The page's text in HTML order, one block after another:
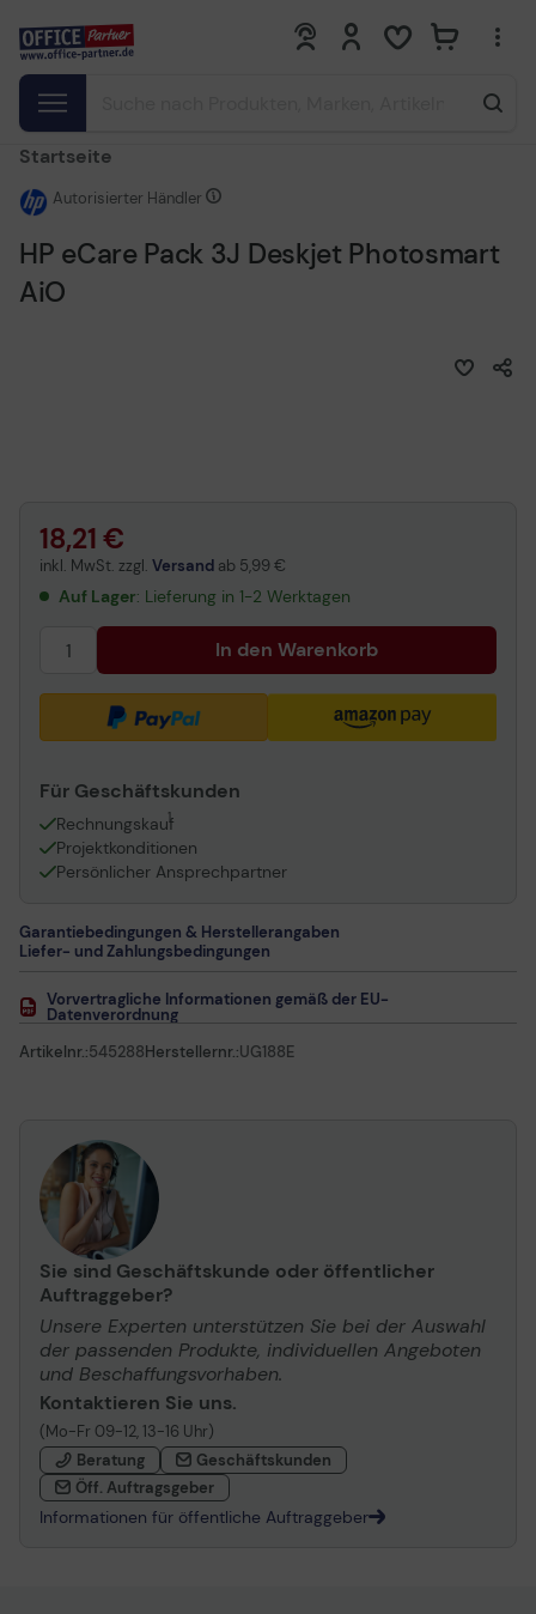
0 0
Startseite
HP eCare Pack 3J Deskjet Photosmart
AiO
Autorisierter Händler
18,21 €
inkl. MwSt. zzgl. Versand ab 5,99 €
Auf Lager: Lieferung in 1-2 Werktagen
In den Warenkorb
Für Geschäftskunden
Rechnungskauf
1
Projektkonditionen
Persönlicher Ansprechpartner
Garantiebedingungen & Herstellerangaben
Liefer- und Zahlungsbedingungen
Vorvertragliche Informationen gemäß der EU-
Datenverordnung
Artikelnr.:545288Herstellernr.:UG188E
Sie sind Geschäftskunde oder öffentlicher
Auftraggeber?
Unsere Experten unterstützen Sie bei der Auswahl
der passenden Produkte, individuellen Angeboten
und Beschaffungsvorhaben.
Kontaktieren Sie uns.
(Mo-Fr 09-12, 13-16 Uhr)
Beratung
Geschäftskunden
Öff. Auftragsgeber
Informationen für öffentliche Auftraggeber